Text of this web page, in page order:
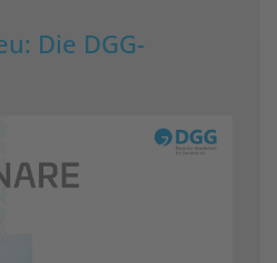
Die DGG-